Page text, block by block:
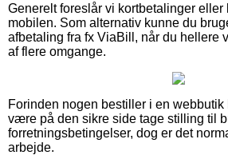
Generelt foreslår vi kortbetalinger eller
mobilen. Som alternativ kunne du
afbetaling fra fx ViaBill, når du hellere
af flere omgange.
Forinden nogen bestiller i en webbutik
være på den sikre side tage stilling til
forretningsbetingelser, dog er det
arbejde.